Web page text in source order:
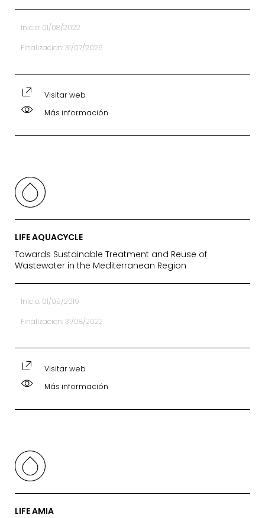
Inicio: 01/08/2022
Finalizacion: 31/07/2026
Visitar web
Más información
LIFE AQUACYCLE
Towards Sustainable Treatment and Reuse of
Wastewater in the Mediterranean Region
Inicio: 01/09/2019
Finalizacion: 31/08/2022
Visitar web
Más información
LIFE AMIA